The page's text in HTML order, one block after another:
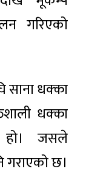
गरिएको
साना धक्का
धक्का
हो। जसले
गराएको छ।